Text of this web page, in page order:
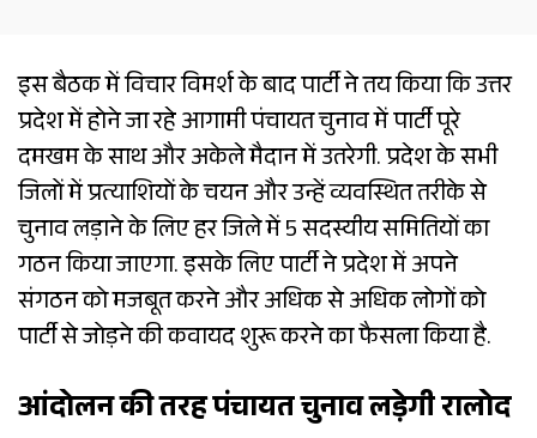
इस बैठक में विचार विमर्श के बाद पार्टी ने तय किया कि उत्तर
प्रदेश में होने जा रहे आगामी पंचायत चुनाव में पार्टी पूरे
दमखम के साथ और अकेले मैदान में उतरेगी. प्रदेश के सभी
जिलों में प्रत्याशियों के चयन और उन्हें व्यवस्थित तरीके से
चुनाव लड़ाने के लिए हर जिले में 5 सदस्यीय समितियों का
गठन किया जाएगा. इसके लिए पार्टी ने प्रदेश में अपने
संगठन को मजबूत करने और अधिक से अधिक लोगों को
पार्टी से जोड़ने की कवायद शुरू करने का फैसला किया है.
आंदोलन की तरह पंचायत चुनाव लड़ेगी रालोद